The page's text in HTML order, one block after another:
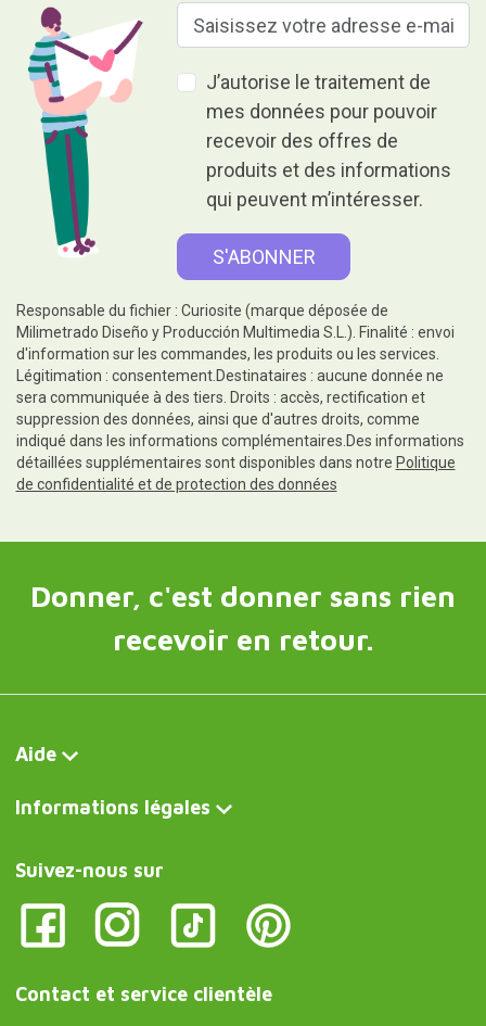
J’autorise le traitement de
mes données pour pouvoir
recevoir des offres de
produits et des informations
qui peuvent m’intéresser.
Responsable du fichier : Curiosite (marque déposée de
Milimetrado Diseño y Producción Multimedia S.L.). Finalité : envoi
d'information sur les commandes, les produits ou les services.
Légitimation : consentement.Destinataires : aucune donnée ne
sera communiquée à des tiers. Droits : accès, rectification et
suppression des données, ainsi que d'autres droits, comme
indiqué dans les informations complémentaires.Des informations
détaillées supplémentaires sont disponibles dans notre Politique
de confidentialité et de protection des données
Donner, c'est donner sans rien
recevoir en retour.
Aide
Informations légales
Suivez-nous sur
Contact et service clientèle